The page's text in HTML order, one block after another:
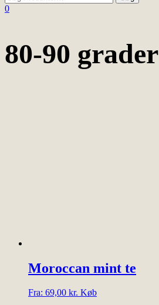
0
80-90 grader
Moroccan mint te
Fra: 69,00 kr. KøbDette